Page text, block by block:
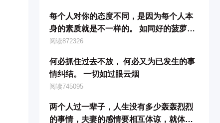
每个人对你的态度不同，是因为每个人本
身的素质就是不一样的。 如同好的菠萝，
有的人嫌它酸，有的人嫌它甜，有的人嫌
阅读872326
何必抓住过去不放， 何必又为已发生的事
情纠结。 一切如过眼云烟
阅读745095
两个人过一辈子，人生没有多少轰轰烈烈
的事情，夫妻的感情要相互体谅，就体现